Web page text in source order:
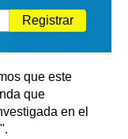
Registrar
que este
que
en el